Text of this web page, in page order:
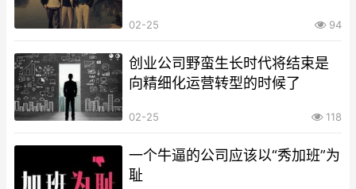
02-25 94
创业公司野蛮生长时代将结束是
向精细化运营转型的时候了
02-25 118
一个牛逼的公司应该以“秀加班”为
耻